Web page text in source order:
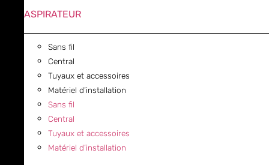
ASPIRATEUR
Sans fil
Central
Tuyaux et accessoires
Matériel d’installation
Sans fil
Central
Tuyaux et accessoires
Matériel d’installation